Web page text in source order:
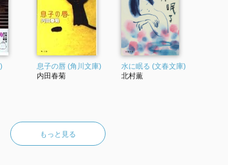
息子の唇 (角川文庫)
内田春菊
水に眠る (文春文庫)
北村薫
もっと見る